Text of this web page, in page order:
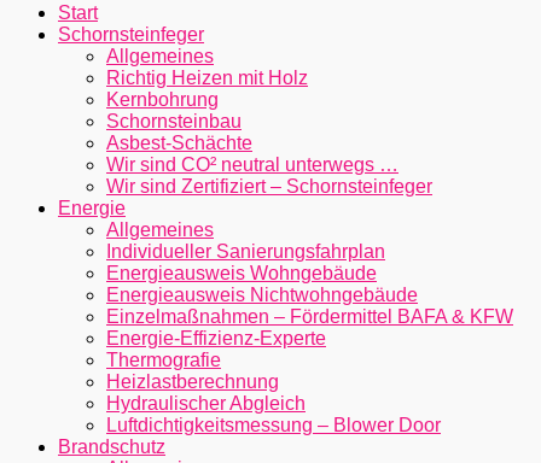
Start
Schornsteinfeger
Allgemeines
Richtig Heizen mit Holz
Kernbohrung
Schornsteinbau
Asbest-Schächte
Wir sind CO² neutral unterwegs …
Wir sind Zertifiziert – Schornsteinfeger
Energie
Allgemeines
Individueller Sanierungsfahrplan
Energieausweis Wohngebäude
Energieausweis Nichtwohngebäude
Einzelmaßnahmen – Fördermittel BAFA & KFW
Energie-Effizienz-Experte
Thermografie
Heizlastberechnung
Hydraulischer Abgleich
Luftdichtigkeitsmessung – Blower Door
Brandschutz